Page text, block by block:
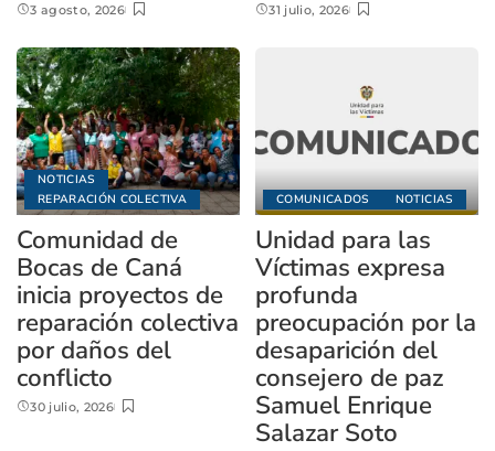
3 agosto, 2026 31 julio, 2026
NOTICIAS
REPARACIÓN COLECTIVA
Comunidad de
Bocas de Caná
inicia proyectos de
reparación colectiva
por daños del
conflicto
30 julio, 2026
COMUNICADOS NOTICIAS
Unidad para las
Víctimas expresa
profunda
preocupación por la
desaparición del
consejero de paz
Samuel Enrique
Salazar Soto